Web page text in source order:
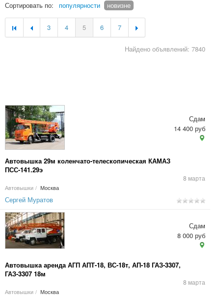
Сортировать по: популярности новизне
3 4 5 6 7
Найдено объявлений: 7840
Автовышка 29м коленчато-телескопическая КАМАЗ
ПСС-141.29э
8 марта
Автовышки / Москва
Сдам
14 400 руб
Сергей Муратов
Автовышка аренда АГП АПТ-18, ВС-18т, АП-18 ГАЗ-3307,
ГАЗ-3307 18м
8 марта
Автовышки / Москва
Сдам
8 000 руб